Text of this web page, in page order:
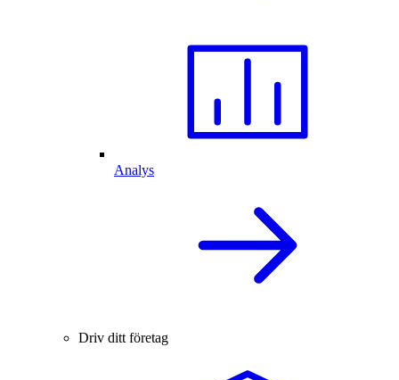
Analys
Driv ditt företag